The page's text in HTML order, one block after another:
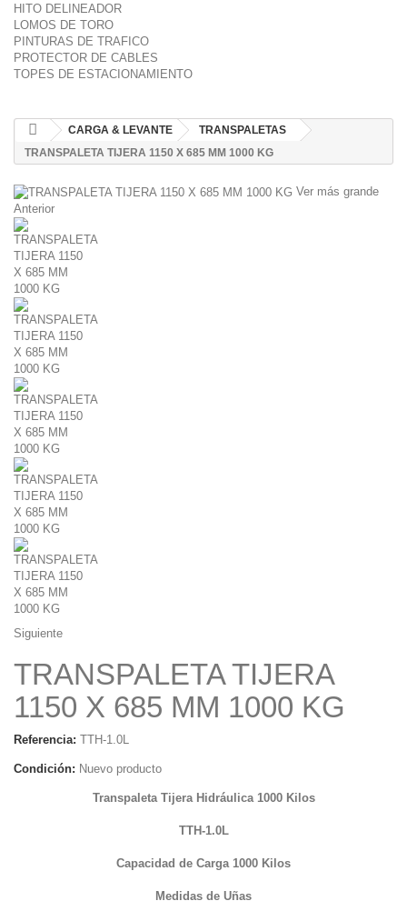
HITO DELINEADOR
LOMOS DE TORO
PINTURAS DE TRAFICO
PROTECTOR DE CABLES
TOPES DE ESTACIONAMIENTO
CARGA & LEVANTE
TRANSPALETAS
TRANSPALETA TIJERA 1150 X 685 MM 1000 KG
Ver más grande
Anterior
Siguiente
TRANSPALETA TIJERA
1150 X 685 MM 1000 KG
Referencia: TTH-1.0L
Condición: Nuevo producto
Transpaleta Tijera Hidráulica 1000 Kilos
TTH-1.0L
Capacidad de Carga 1000 Kilos
Medidas de Uñas